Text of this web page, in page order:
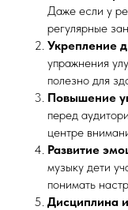
Даже если у
регулярные
Укрепление
упражнения
полезно для
Повышение
перед
центре
Развитие
музыку дети
понимать
Дисциплина